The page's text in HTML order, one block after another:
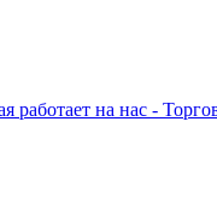
работает на нас -